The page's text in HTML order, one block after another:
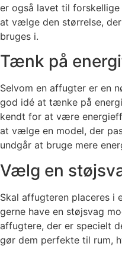
er også lavet til
at vælge den størrelse,
bruges i.
Tænk på
Selvom en affugter er en
god idé at tænke på
kendt for at være
at vælge en model, der
undgår at bruge mere
Vælg en
Skal affugteren placeres i
gerne have en støjsvag
affugtere, der er specielt
gør dem perfekte til rum,